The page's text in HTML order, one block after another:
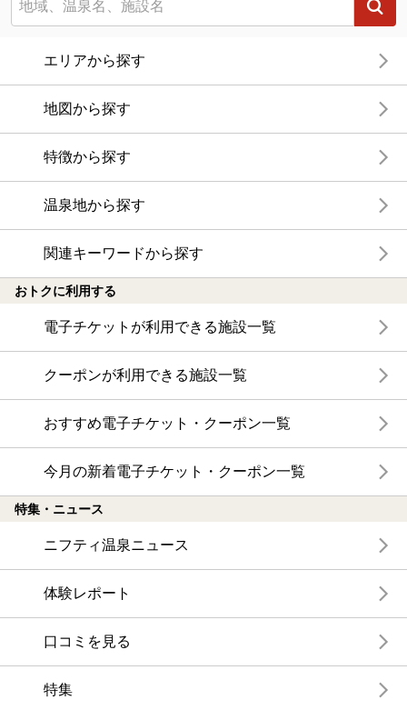
エリアから探す
地図から探す
特徴から探す
温泉地から探す
関連キーワードから探す
おトクに利用する
電子チケットが利用できる施設一覧
クーポンが利用できる施設一覧
おすすめ電子チケット・クーポン一覧
今月の新着電子チケット・クーポン一覧
特集・ニュース
ニフティ温泉ニュース
体験レポート
口コミを見る
特集